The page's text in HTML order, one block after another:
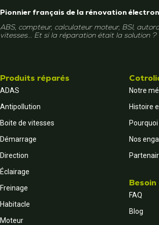
Pionnier français de la rénovation
ABS, compteur, calculateur moteur, BSI,
vitesses... Et si la réparation était la solution ?
Produits réparés
ADAS
Antipollution
Boite de vitesses
Démarrage
Direction
Éclairage
Freinage
Habitacle
Moteur
Notre
Histoire
Nos
Besoin
FAQ
Blog